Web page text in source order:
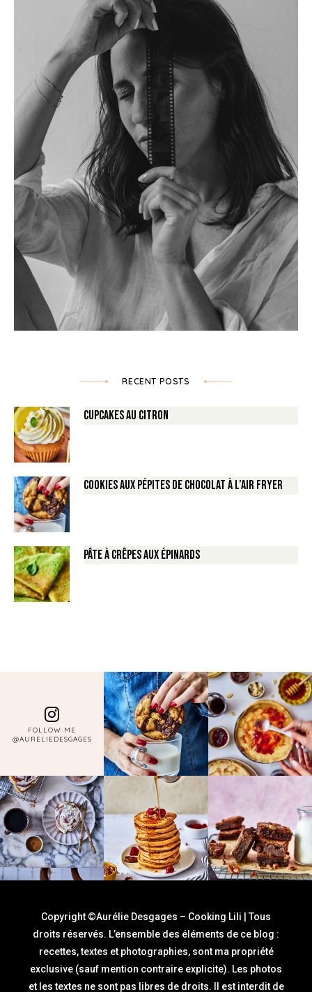
RECENT POSTS
Cupcakes au Citron
Cookies aux pépites de Chocolat à l’air fryer
Pâte à crêpes aux épinards
FOLLOW ME
@AURELIEDESGAGES
Copyright ©Aurélie Desgages – Cooking Lili | Tous
droits réservés. L’ensemble des éléments de ce blog :
recettes, textes et photographies, sont ma propriété
exclusive (sauf mention contraire explicite). Les photos
et les textes ne sont pas libres de droits. Il est interdit de